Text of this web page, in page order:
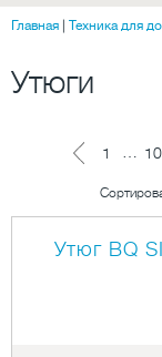
Главная Техника для
Утюги
1 10
Утюг BQ